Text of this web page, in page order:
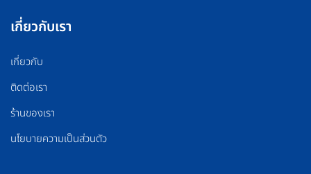
เกี่ยวกับเรา
เกี่ยวกับ
ติดต่อเรา
ร้านของเรา
นโยบายความเป็นส่วนตัว